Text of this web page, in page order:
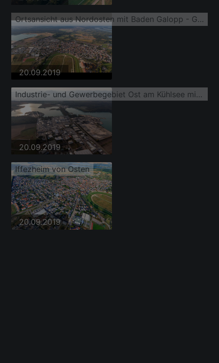
Ortsansicht aus Nordosten mit Baden Galopp - Galopprennbahn Baden-Baden
20.09.2019
Industrie- und Gewerbegebiet Ost am Kühlsee mit ELMAKO GmbH & Co. KG, Kronimus AG Betonsteinwerk, IKE Iffezheimer Kies- und Edelsplittwerk Max Kern GmbH & Co. KG,BKG Transportbeton GmbH + Co. KG und SWA Südwest Asphalt GmbH & Co. KG
20.09.2019
Iffezheim von Osten
20.09.2019